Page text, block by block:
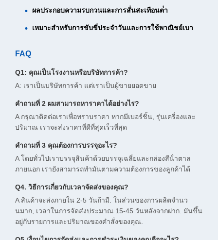
ผลประกอบความรบกวนและการสั่นสะเทือนต่ํา
เหมาะสําหรับการขับขี่ประจําวันและการใช้พาณิชย์เบา
FAQ
Q1: คุณเป็นโรงงานหรือบริษัทการค้า?
A: เราเป็นบริษัทการค้า แต่เราเป็นผู้ขายยอดขาย
คําถามที่ 2 ผมสามารถหาราคาได้อย่างไร?
A กรุณาติดต่อเราเพื่อทราบราคา หากมีเบอร์ชิ้น, รุ่นเครื่องและ
ปริมาณ เราจะส่งราคาที่ดีที่สุดเร็วที่สุด
คําถามที่ 3 คุณต้องการบรรจุอะไร?
A โดยทั่วไปเราบรรจุสินค้าด้วยบรรจุเฉลี่ยและกล่องสีน้ําตาล
ภายนอก เรายังสามารถทํามันตามความต้องการของลูกค้าได้
Q4. วิธีการเกี่ยวกับเวลาจัดส่งของคุณ?
A สินค้าจะส่งภายใน 2-5 วันถ้ามี. ในส่วนของการผลิตจํานว
นมาก, เวลาในการจัดส่งประมาณ 15-45 วันหลังจากฝาก. มันขึ้น
อยู่กับรายการและปริมาณของคําสั่งของคุณ.